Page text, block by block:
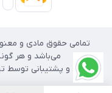
تمامی حقوق مادی و
می‌باشد و هر
طراحی و پشتیبانی توسط